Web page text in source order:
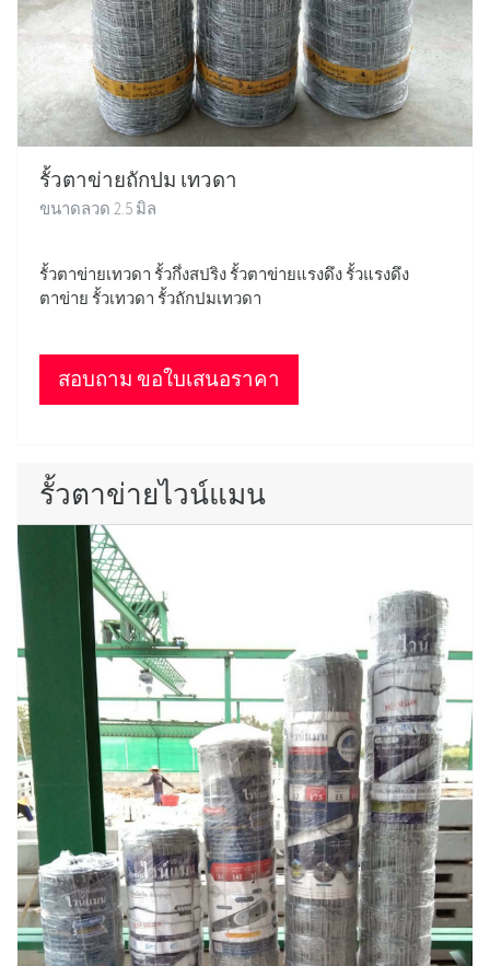
รั้วตาข่ายถักปม เทวดา
ขนาดลวด 2.5 มิล
รั้วตาข่ายเทวดา รั้วกึ่งสปริง รั้วตาข่ายแรงดึง รั้วแรงดึง
ตาข่าย รั้วเทวดา รั้วถักปมเทวดา
สอบถาม ขอใบเสนอราคา
รั้วตาข่ายไวน์แมน